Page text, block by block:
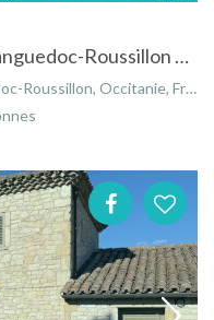
Villa de charme à Lavérune - Languedoc-Roussillon avec piscine entre campagne et mer
Occitanie, France